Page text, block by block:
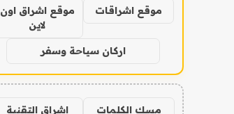
موقع اشراقات
موقع اشراق اون
لاين
اركان سياحة وسفر
مسك الكلمات
اشراق التقنية